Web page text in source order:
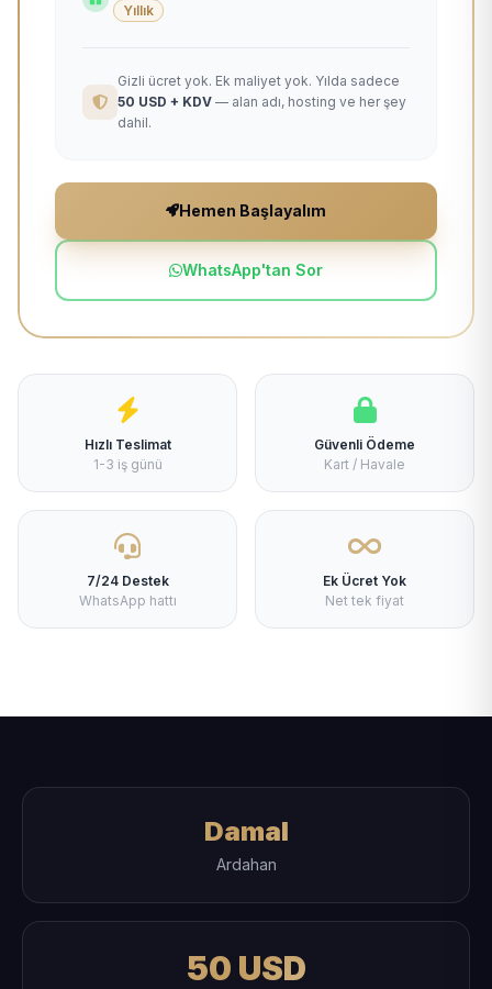
Yıllık
Gizli ücret yok. Ek maliyet yok. Yılda sadece
50 USD + KDV — alan adı, hosting ve her şey
dahil.
Hemen Başlayalım
WhatsApp'tan Sor
Hızlı Teslimat
1-3 iş günü
Güvenli Ödeme
Kart / Havale
7/24 Destek
WhatsApp hattı
Ek Ücret Yok
Net tek fiyat
Damal
Ardahan
50 USD